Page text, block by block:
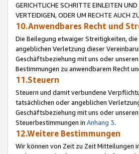
GERICHTLICHE SCHRITTE EINLEITEN
VERTEIDIGEN, ODER UM RECHTE AUCH
10.Anwendbares Recht und
Die Beilegung etwaiger Streitigkeiten,
angeblichen Verletzung dieser
Geschäftsbeziehung mit uns oder
Bestimmungen zu anwendbarem Recht
11.Steuern
Steuern und damit verbundene
tatsächlichen oder angeblichen
Geschäftsbeziehung mit uns oder
Steuerbestimmungen in Anhang 3.
12.Weitere Bestimmungen
Wir können von Zeit zu Zeit Mitteilungen